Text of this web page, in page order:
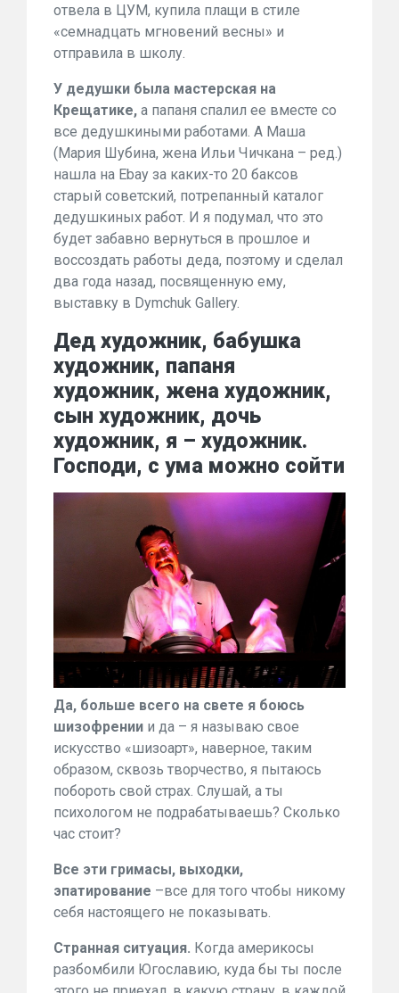
отвела в ЦУМ, купила плащи в стиле
«семнадцать мгновений весны» и
отправила в школу.
У дедушки была мастерская на
Крещатике, а папаня спалил ее вместе со
все дедушкиными работами. А Маша
(Мария Шубина, жена Ильи Чичкана – ред.)
нашла на Ebay за каких-то 20 баксов
старый советский, потрепанный каталог
дедушкиных работ. И я подумал, что это
будет забавно вернуться в прошлое и
воссоздать работы деда, поэтому и сделал
два года назад, посвященную ему,
выставку в Dymchuk Gallery.
Дед художник, бабушка
художник, папаня
художник, жена художник,
сын художник, дочь
художник, я – художник.
Господи, с ума можно сойти
Да, больше всего на свете я боюсь
шизофрении и да – я называю свое
искусство «шизоарт», наверное, таким
образом, сквозь творчество, я пытаюсь
побороть свой страх. Слушай, а ты
психологом не подрабатываешь? Сколько
час стоит?
Все эти гримасы, выходки,
эпатирование –все для того чтобы никому
себя настоящего не показывать.
Странная ситуация. Когда америкосы
разбомбили Югославию, куда бы ты после